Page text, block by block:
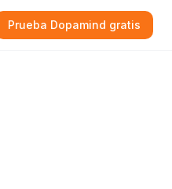
Prueba Dopamind gratis